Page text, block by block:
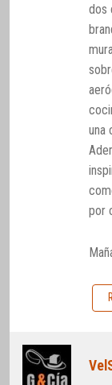
dos
una
por